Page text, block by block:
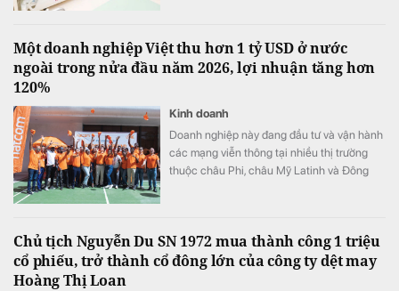
Một doanh nghiệp Việt thu hơn 1 tỷ USD ở nước
ngoài trong nửa đầu năm 2026, lợi nhuận tăng hơn
120%
Kinh doanh
Doanh nghiệp này đang đầu tư và vận hành
các mạng viễn thông tại nhiều thị trường
thuộc châu Phi, châu Mỹ Latinh và Đông
Chủ tịch Nguyễn Du SN 1972 mua thành công 1 triệu
cổ phiếu, trở thành cổ đông lớn của công ty dệt may
Hoàng Thị Loan